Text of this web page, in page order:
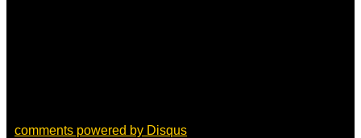
comments powered by Disqus